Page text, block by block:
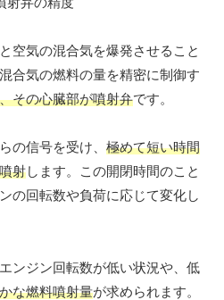
空気の混合気を爆発させること
合気の燃料の量を精密に制御す
その心臓部が噴射弁です。
の信号を受け、 極めて短い時間
射します。この開閉時間のこと
の回転数や負荷に応じて変化し
ンジン回転数が低い状況や、低
な燃料噴射量が求められます。